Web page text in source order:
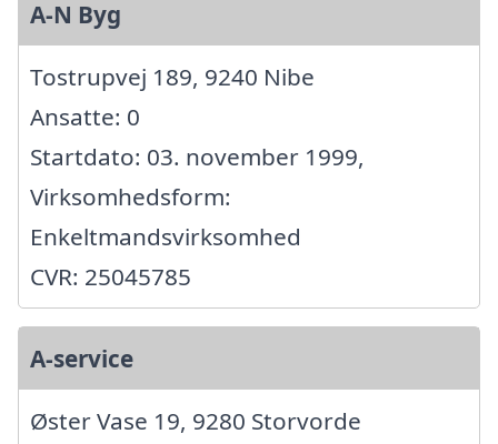
A-N Byg
Tostrupvej 189, 9240 Nibe
Ansatte: 0
Startdato: 03. november 1999,
Virksomhedsform:
Enkeltmandsvirksomhed
CVR: 25045785
A-service
Øster Vase 19, 9280 Storvorde